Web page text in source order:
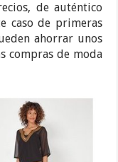
de auténtico
caso de primeras
ahorrar unos
compras de moda